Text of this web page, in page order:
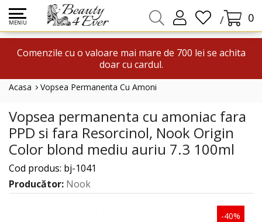
MENIU / 0
Comenzile cu o valoare mai mare de 700 lei se achita
doar cu cardul.
Acasa Vopsea Permanenta Cu Amoniac Fara PPD Si Fara
Vopsea permanenta cu amoniac fara
PPD si fara Resorcinol, Nook Origin
Color blond mediu auriu 7.3 100ml
Cod produs: bj-1041
Producător: Nook
-40%